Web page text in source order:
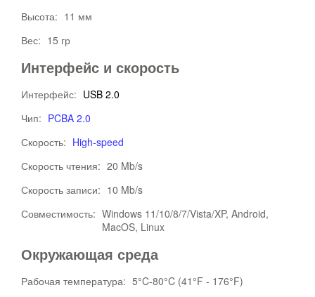
Высота: 11 мм
Вес: 15 гр
Интерфейс и скорость
Интерфейс: USB 2.0
Чип: PCBA 2.0
Скорость: High-speed
Скорость чтения: 20 Mb/s
Скорость записи: 10 Mb/s
Совместимость: Windows 11/10/8/7/Vista/XP, Android,
MacOS, Linux
Окружающая среда
Рабочая температура: 5°C-80°C (41°F - 176°F)